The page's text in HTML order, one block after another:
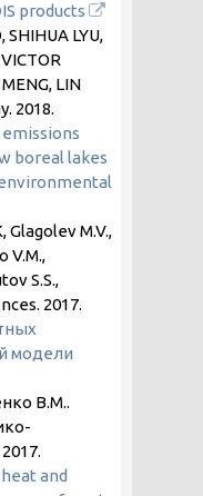
products
SHIHUA LYU,
LIN
2018.
boreal lakes
Glagolev M.V.,
V.M.,
S.S.,
2017.
модели
В.М..
2017.
and